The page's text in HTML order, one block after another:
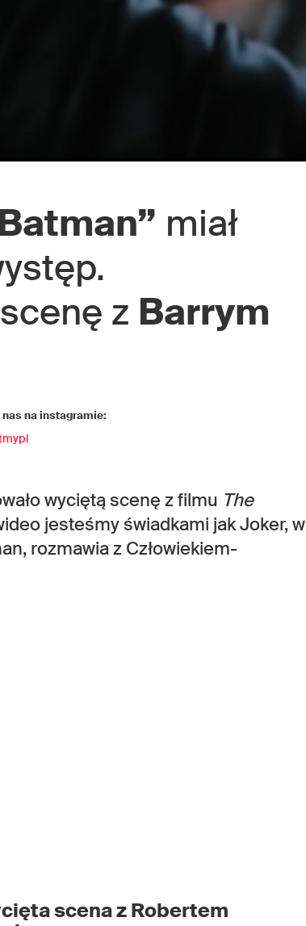
miał
z Barrym
nas na instagramie:
wyciętą scenę z filmu The
jesteśmy świadkami jak Joker, w
rozmawia z Człowiekiem-
scena z Robertem